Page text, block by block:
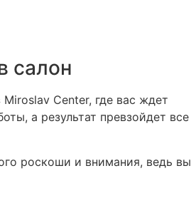
салон
Center, где вас ждет
а результат превзойдет все
роскоши и внимания, ведь вы